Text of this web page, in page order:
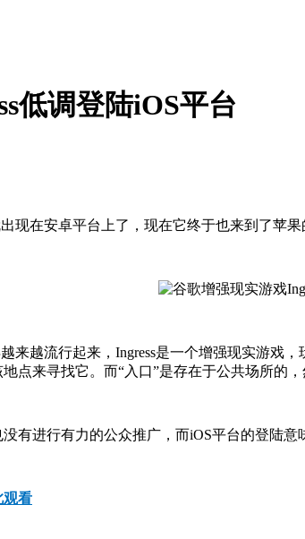
低调登陆iOS平台
现在安卓平台上了，现在它终于也来到了苹
来越流行起来，Ingress是一个增强现实游戏
点来寻找它。而“入口”是存在于公共场所的
有进行有力的公众推广，而iOS平台的登陆意
观看